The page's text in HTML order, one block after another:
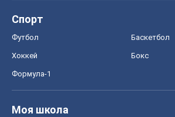
Спорт
Футбол Баскетбол
Хоккей Бокс
Формула-1
Моя школа